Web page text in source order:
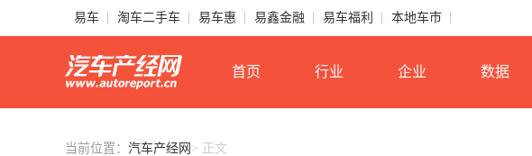
易车 淘车二手车 易车惠 易鑫金融 易车福利 本地车市
首页 行业 企业 数据
当前位置： 汽车产经网 > 正文